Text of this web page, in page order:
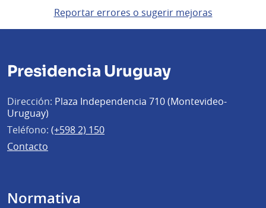
Reportar errores o sugerir mejoras
Presidencia Uruguay
Dirección: Plaza Independencia 710 (Montevideo-
Uruguay)
Teléfono: (+598 2) 150
Contacto
Normativa